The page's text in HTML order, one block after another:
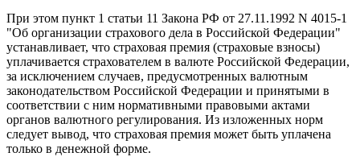
При этом пункт 1 статьи 11 Закона РФ от 27.11.1992 N 4015-1
"Об организации страхового дела в Российской Федерации"
устанавливает, что страховая премия (страховые взносы)
уплачивается страхователем в валюте Российской Федерации,
за исключением случаев, предусмотренных валютным
законодательством Российской Федерации и принятыми в
соответствии с ним нормативными правовыми актами
органов валютного регулирования. Из изложенных норм
следует вывод, что страховая премия может быть уплачена
только в денежной форме.